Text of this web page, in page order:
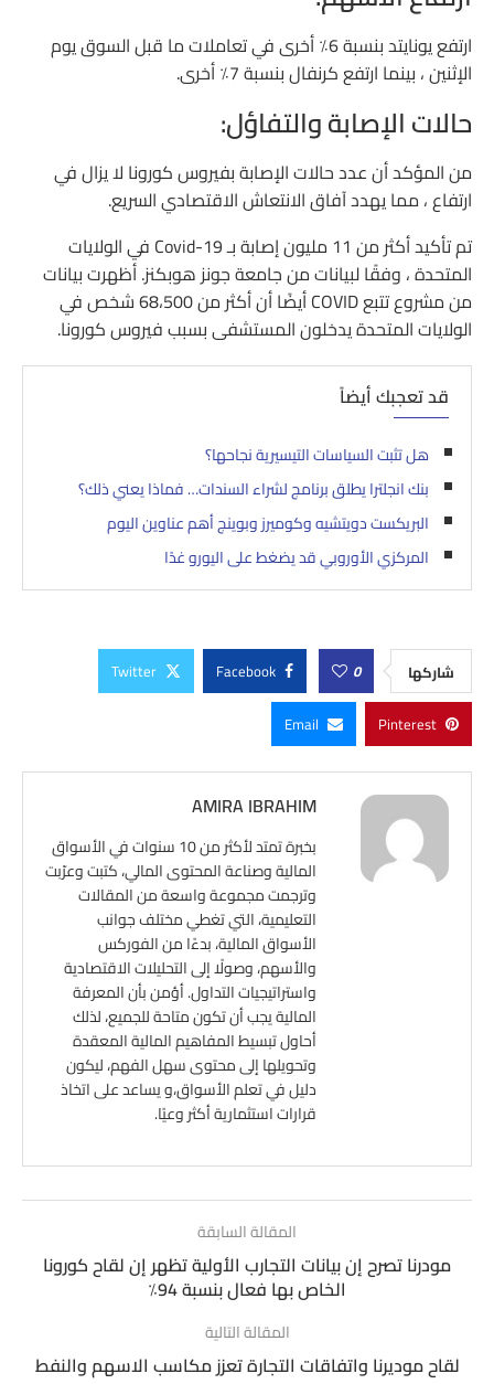
ارتفع يونايتد بنسبة 6٪ أخرى في تعاملات ما قبل السوق يوم
الإثنين ، بينما ارتفع كرنفال بنسبة 7٪ أخرى.
حالات الإصابة والتفاؤل:
من المؤكد أن عدد حالات الإصابة بفيروس كورونا لا يزال في
ارتفاع ، مما يهدد آفاق الانتعاش الاقتصادي السريع.
تم تأكيد أكثر من 11 مليون إصابة بـ Covid-19 في الولايات
المتحدة ، وفقًا لبيانات من جامعة جونز هوبكنز. أظهرت بيانات
من مشروع تتبع COVID أيضًا أن أكثر من 68،500 شخص في
الولايات المتحدة يدخلون المستشفى بسبب فيروس كورونا.
قد تعجبك أيضاً
هل تثبت السياسات التيسيرية نجاحها؟
بنك انجلترا يطلق برنامج لشراء السندات… فماذا يعني ذلك؟
البريكست دويتشيه وكوميرز وبوينج أهم عناوين اليوم
المركزي الأوروبي قد يضغط على اليورو غدًا
شاركها 0
Facebook
Twitter
Pinterest
Email
AMIRA IBRAHIM
بخبرة تمتد لأكثر من 10 سنوات في الأسواق
المالية وصناعة المحتوى المالي، كتبت وعرّبت
وترجمت مجموعة واسعة من المقالات
التعليمية، التي تغطي مختلف جوانب
الأسواق المالية، بدءًا من الفوركس
والأسهم، وصولًا إلى التحليلات الاقتصادية
واستراتيجيات التداول. أؤمن بأن المعرفة
المالية يجب أن تكون متاحة للجميع، لذلك
أحاول تبسيط المفاهيم المالية المعقدة
وتحويلها إلى محتوى سهل الفهم، ليكون
دليل في تعلم الأسواق،و يساعد على اتخاذ
قرارات استثمارية أكثر وعيًا.
المقالة السابقة
مودرنا تصرح إن بيانات التجارب الأولية تظهر إن لقاح كورونا
الخاص بها فعال بنسبة 94٪
المقالة التالية
لقاح موديرنا واتفاقات التجارة تعزز مكاسب الاسهم والنفط